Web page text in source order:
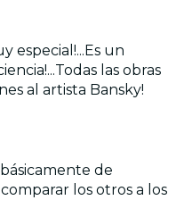
especial!...Es un
las obras
al artista Bansky!
de
los otros a los